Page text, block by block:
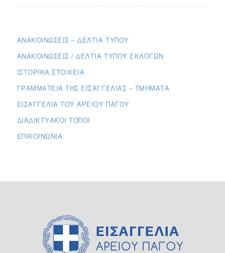
ΑΝΑΚΟΙΝΏΣΕΙΣ – ΔΕΛΤΊΑ ΤΎΠΟΥ
ΑΝΑΚΟΙΝΏΣΕΙΣ / ΔΕΛΤΊΑ ΤΎΠΟΥ ΕΚΛΟΓΏΝ
ΙΣΤΟΡΙΚΆ ΣΤΟΙΧΕΊΑ
ΓΡΑΜΜΑΤΕΊΑ ΤΗΣ ΕΙΣΑΓΓΕΛΊΑΣ – ΤΜΉΜΑΤΑ
ΕΙΣΑΓΓΕΛΊΑ ΤΟΥ ΑΡΕΊΟΥ ΠΆΓΟΥ
ΔΙΑΔΙΚΤΥΑΚΟΊ ΤΌΠΟΙ
ΕΠΙΚΟΙΝΩΝΊΑ